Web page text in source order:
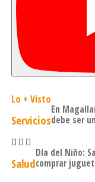
Lo + Visto
Servicios
En
debe ser
Salud
Día del Niño:
comprar